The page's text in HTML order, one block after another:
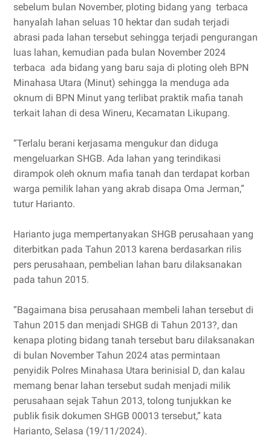
sebelum bulan November, ploting bidang yang terbaca
hanyalah lahan seluas 10 hektar dan sudah terjadi
abrasi pada lahan tersebut sehingga terjadi pengurangan
luas lahan, kemudian pada bulan November 2024
terbaca ada bidang yang baru saja di ploting oleh BPN
Minahasa Utara (Minut) sehingga Ia menduga ada
oknum di BPN Minut yang terlibat praktik mafia tanah
terkait lahan di desa Wineru, Kecamatan Likupang.
“Terlalu berani kerjasama mengukur dan diduga
mengeluarkan SHGB. Ada lahan yang terindikasi
dirampok oleh oknum mafia tanah dan terdapat korban
warga pemilik lahan yang akrab disapa Oma Jerman,”
tutur Harianto.
Harianto juga mempertanyakan SHGB perusahaan yang
diterbitkan pada Tahun 2013 karena berdasarkan rilis
pers perusahaan, pembelian lahan baru dilaksanakan
pada tahun 2015.
“Bagaimana bisa perusahaan membeli lahan tersebut di
Tahun 2015 dan menjadi SHGB di Tahun 2013?, dan
kenapa ploting bidang tanah tersebut baru dilaksanakan
di bulan November Tahun 2024 atas permintaan
penyidik Polres Minahasa Utara berinisial D, dan kalau
memang benar lahan tersebut sudah menjadi milik
perusahaan sejak Tahun 2013, tolong tunjukkan ke
publik fisik dokumen SHGB 00013 tersebut,” kata
Harianto, Selasa (19/11/2024).